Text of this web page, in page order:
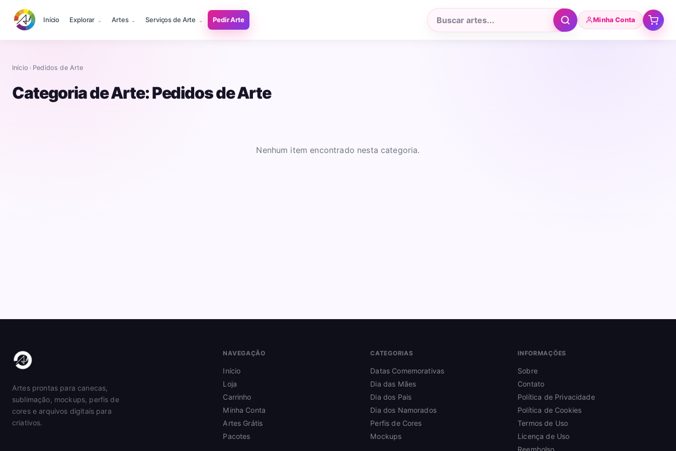
Início Explorar Artes Serviços de Arte Pedir Arte
Buscar
Minha Conta
Início › Pedidos de Arte
Categoria de Arte:Pedidos de Arte
Nenhum item encontrado nesta categoria.
Artes prontas para canecas,
sublimação, mockups, perfis de
cores e arquivos digitais para
criativos.
NAVEGAÇÃO
Início
Loja
Carrinho
Minha Conta
Artes Grátis
Pacotes
CATEGORIAS
Datas Comemorativas
Dia das Mães
Dia dos Pais
Dia dos Namorados
Perfis de Cores
Mockups
INFORMAÇÕES
Sobre
Contato
Política de Privacidade
Política de Cookies
Termos de Uso
Licença de Uso
Reembolso